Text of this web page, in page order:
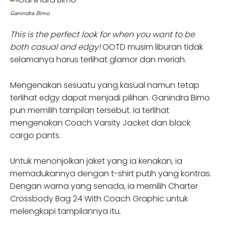
Ganindra Bimo
This is the perfect look for when you want to be
both casual and edgy!OOTD musim liburan tidak
selamanya harus terlihat glamor dan meriah.
Mengenakan sesuatu yang kasual namun tetap
terlihat edgy dapat menjadi pilihan. Ganindra Bimo
pun memilih tampilan tersebut. Ia terlihat
mengenakan Coach Varsity Jacket dan black
cargo pants.
Untuk menonjolkan jaket yang ia kenakan, ia
memadukannya dengan t-shirt putih yang kontras.
Dengan warna yang senada, ia memilih Charter
Crossbody Bag 24 With Coach Graphic untuk
melengkapi tampilannya itu.